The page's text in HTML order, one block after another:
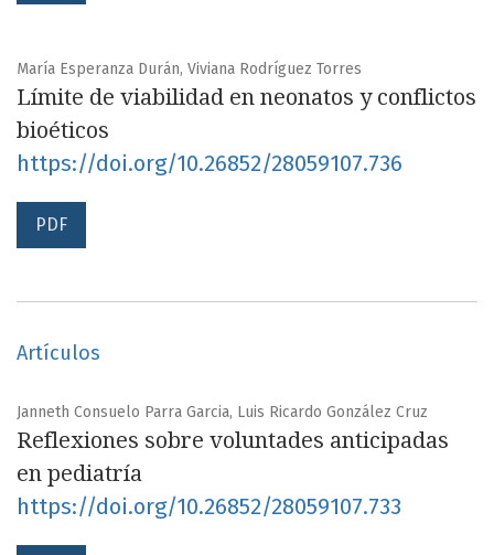
María Esperanza Durán, Viviana Rodríguez Torres
Límite de viabilidad en neonatos y conflictos
bioéticos
https://doi.org/10.26852/28059107.736
PDF
Artículos
Janneth Consuelo Parra Garcia, Luis Ricardo González Cruz
Reflexiones sobre voluntades anticipadas
en pediatría
https://doi.org/10.26852/28059107.733